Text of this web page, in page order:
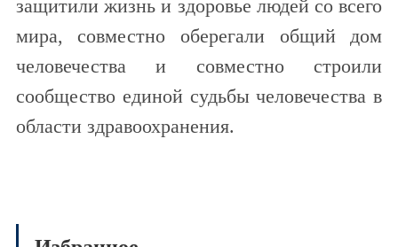
защитили жизнь и здоровье людей со всего
мира, совместно оберегали общий дом
человечества и совместно строили
сообщество единой судьбы человечества в
области здравоохранения.